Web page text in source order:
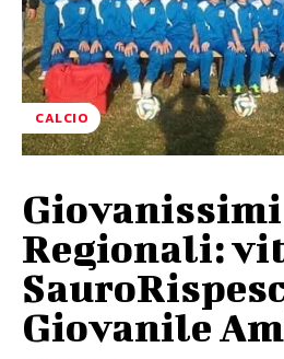
CALCIO
Giovanissimi
Regionali:
Giovanile